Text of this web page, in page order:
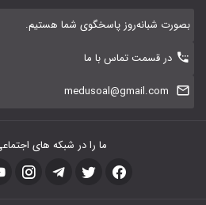
بصورت شبانه‌روز پاسخگوی شما هستیم.
در قسمت تماس با ما
medusoal@gmail.com
ما را در شبکه های